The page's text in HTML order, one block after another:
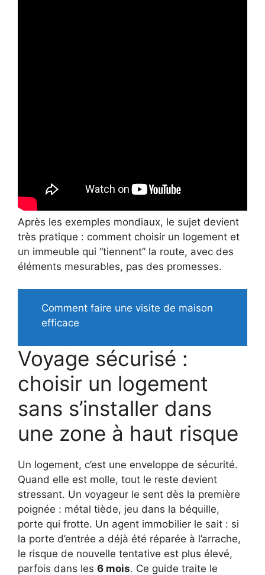
Après les exemples mondiaux, le sujet devient
très pratique : comment choisir un logement et
un immeuble qui “tiennent” la route, avec des
éléments mesurables, pas des promesses.
Comment faire une visite de maison
efficace
Voyage sécurisé :
choisir un logement
sans s’installer dans
une zone à haut risque
Un logement, c’est une enveloppe de sécurité.
Quand elle est molle, tout le reste devient
stressant. Un voyageur le sent dès la première
poignée : métal tiède, jeu dans la béquille,
porte qui frotte. Un agent immobilier le sait : si
la porte d’entrée a déjà été réparée à l’arrache,
le risque de nouvelle tentative est plus élevé,
parfois dans les 6 mois. Ce guide traite le